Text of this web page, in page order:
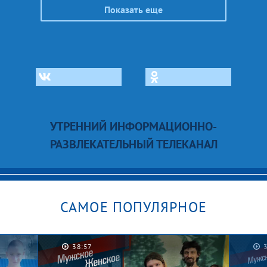
Показать еще
УТРЕННИЙ ИНФОРМАЦИОННО-
РАЗВЛЕКАТЕЛЬНЫЙ ТЕЛЕКАНАЛ
САМОЕ ПОПУЛЯРНОЕ
38:57